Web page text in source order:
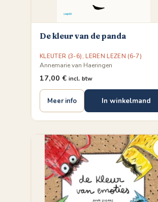
De kleur van de panda
KLEUTER (3-6),LEREN LEZEN (6-7)
Annemarie van Haeringen
17,00 € incl. btw
Meer info In winkelmand